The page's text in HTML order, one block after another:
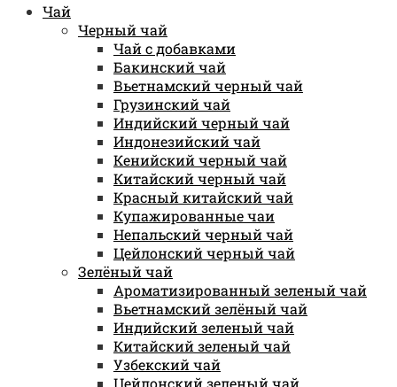
Чай
Черный чай
Чай с добавками
Бакинский чай
Вьетнамский черный чай
Грузинский чай
Индийский черный чай
Индонезийский чай
Кенийский черный чай
Китайский черный чай
Красный китайский чай
Купажированные чаи
Непальский черный чай
Цейлонский черный чай
Зелёный чай
Ароматизированный зеленый чай
Вьетнамский зелёный чай
Индийский зеленый чай
Китайский зеленый чай
Узбекский чай
Цейлонский зеленый чай